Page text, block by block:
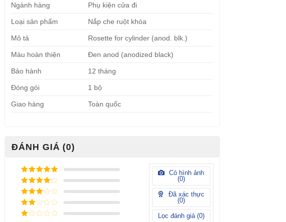
Ngành hàng Phụ kiện cửa đi
Loại sản phẩm Nắp che ruột khóa
Mô tả Rosette for cylinder (anod. blk.)
Màu hoàn thiện Đen anod (anodized black)
Bảo hành 12 tháng
Đóng gói 1 bộ
Giao hàng Toàn quốc
ĐÁNH GIÁ (0)
Được xếp
hạng
5
5
sao
Được xếp
hạng
4
5
sao
Được
xếp
hạng3
Được
Có hình ảnh
(0)
Đã xác thực
(0)
Lọc đánh giá (0)